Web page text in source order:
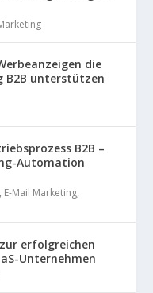
die
B2B unterstützen
B2B –
Automation
, E-Mail Marketing,
erfolgreichen
Unternehmen